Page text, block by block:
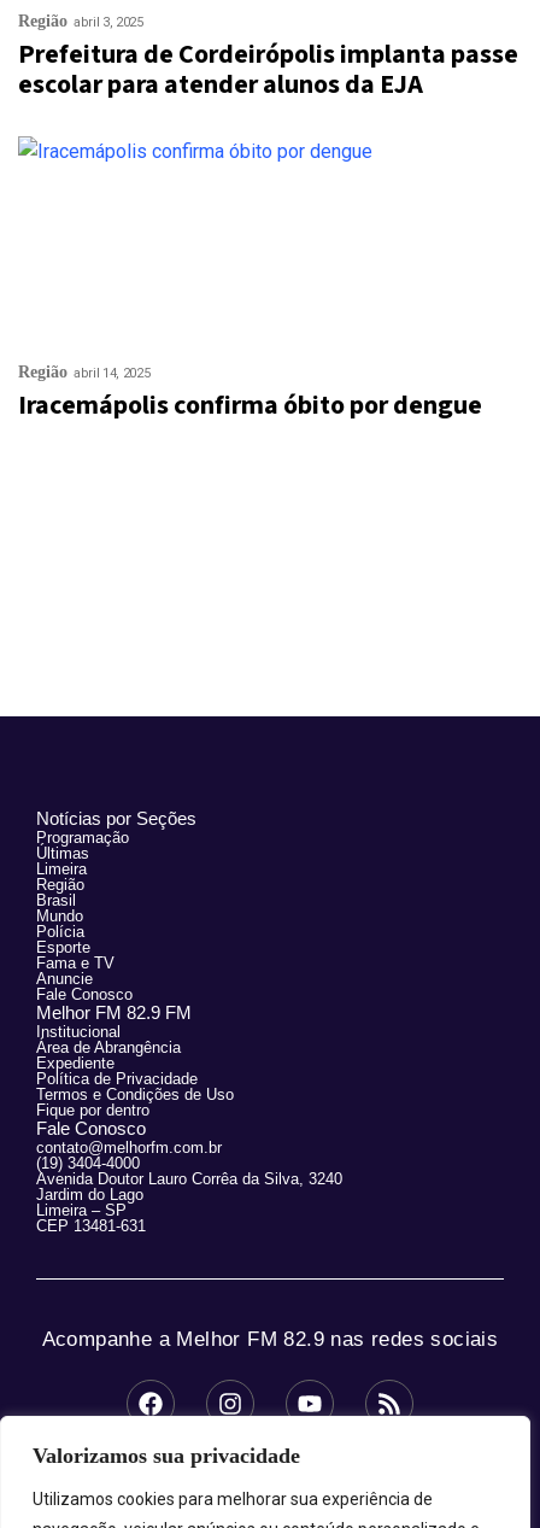
Valorizamos sua privacidade
Utilizamos cookies para melhorar sua experiência de
Região abril 3, 2025
Prefeitura de Cordeirópolis implanta passe
escolar para atender alunos da EJA
Região abril 14, 2025
Iracemápolis confirma óbito por dengue
Notícias por Seções
Programação
Últimas
Limeira
Região
Brasil
Mundo
Polícia
Esporte
Fama e TV
Anuncie
Fale Conosco
Melhor FM 82.9 FM
Institucional
Área de Abrangência
Expediente
Política de Privacidade
Termos e Condições de Uso
Fique por dentro
Fale Conosco
contato@melhorfm.com.br
(19) 3404-4000
Avenida Doutor Lauro Corrêa da Silva, 3240
Jardim do Lago
Limeira – SP
CEP 13481-631
Acompanhe a Melhor FM 82.9 nas redes sociais
© 2025 Melhor FM 82.9 – Todos os direitos
reservados.